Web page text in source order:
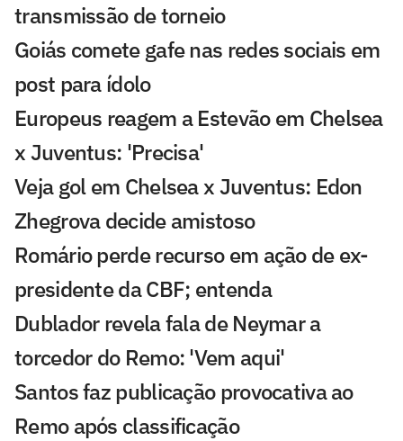
transmissão de torneio
Goiás comete gafe nas redes sociais em
post para ídolo
Europeus reagem a Estevão em Chelsea
x Juventus: 'Precisa'
Veja gol em Chelsea x Juventus: Edon
Zhegrova decide amistoso
Romário perde recurso em ação de ex-
presidente da CBF; entenda
Dublador revela fala de Neymar a
torcedor do Remo: 'Vem aqui'
Santos faz publicação provocativa ao
Remo após classificação